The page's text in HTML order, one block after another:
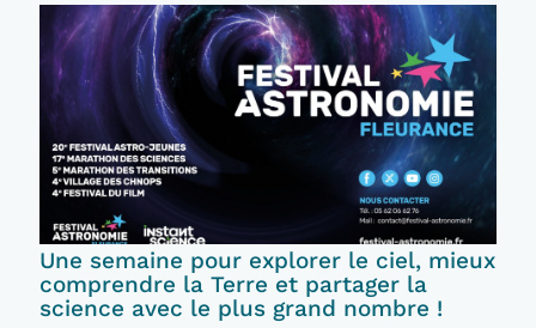
Une semaine pour explorer le ciel, mieux
comprendre la Terre et partager la
science avec le plus grand nombre !